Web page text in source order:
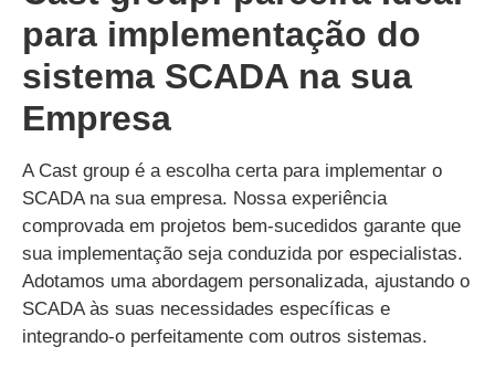
para implementação do
sistema SCADA na sua
Empresa
A Cast group é a escolha certa para implementar o
SCADA na sua empresa. Nossa experiência
comprovada em projetos bem-sucedidos garante que
sua implementação seja conduzida por especialistas.
Adotamos uma abordagem personalizada, ajustando o
SCADA às suas necessidades específicas e
integrando-o perfeitamente com outros sistemas.